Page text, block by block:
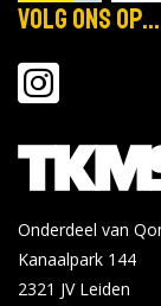
Volg ons op...
Onderdeel van
Kanaalpark 144
2321 JV Leiden